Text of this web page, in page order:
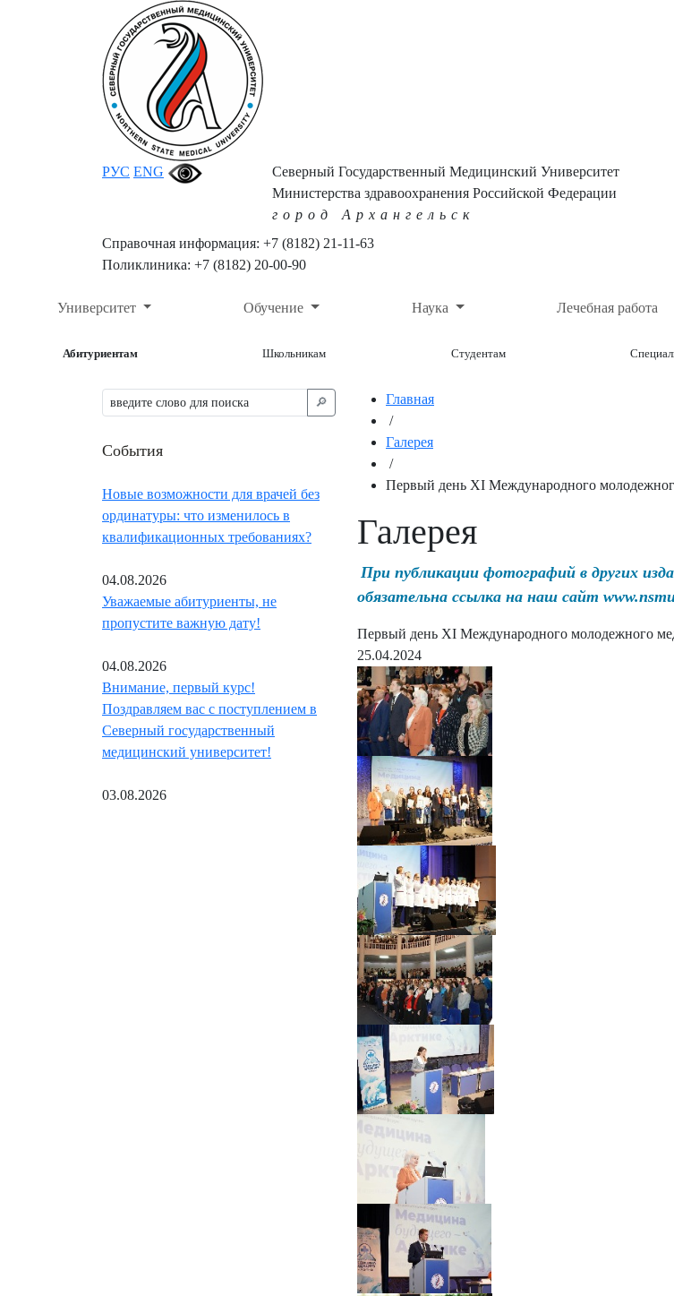
РУС ENG
Северный Государственный Медицинский Университет
Министерства здравоохранения Российской Федерации
город Архангельск
Справочная информация: +7 (8182) 21-11-63
Поликлиника: +7 (8182) 20-00-90
Университет Обучение Наука Лечебная работа
Абитуриентам Школьникам Студентам
🔎︎
События
Новые возможности для врачей без
ординатуры: что изменилось в
квалификационных требованиях?
04.08.2026
Уважаемые абитуриенты, не
пропустите важную дату!
04.08.2026
Внимание, первый курс!
Поздравляем вас с поступлением в
Северный государственный
медицинский университет!
03.08.2026
Главная
/
Галерея
/
Первый день XI Международного
Галерея
При публикации фотографий в других
обязательна ссылка на наш сайт
Первый день XI Международного молодежного
25.04.2024